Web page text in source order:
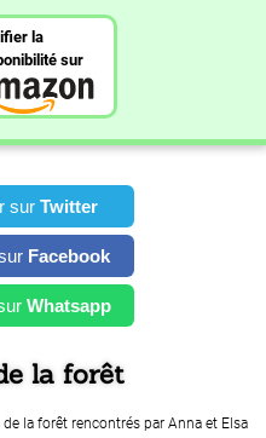
la
sur
sur Twitter
Facebook
Whatsapp
la forêt
la forêt rencontrés par Anna et Elsa